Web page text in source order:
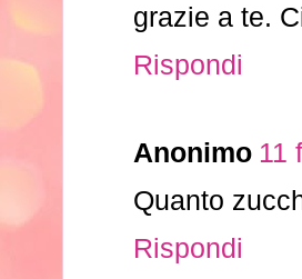
grazie a te.
Rispondi
Anonimo 11
Quanto
Rispondi